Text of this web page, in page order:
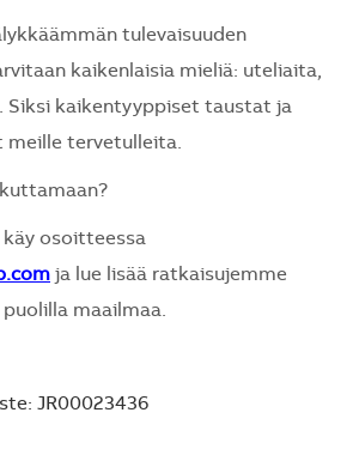
tulevaisuuden
kaikenlaisia mieliä: uteliaita,
Siksi kaikentyyppiset taustat ja
meille tervetulleita.
käy osoitteessa
ja lue lisää ratkaisujemme
maailmaa.
JR00023436